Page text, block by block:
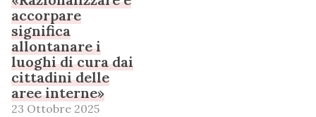
accorpare
significa
allontanare i
luoghi di cura dai
cittadini delle
aree interne»
23 Ottobre 2025